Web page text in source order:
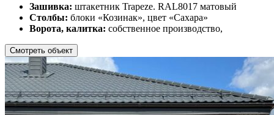
Зашивка: штакетник Trapeze. RAL8017 матовый
Столбы: блоки «Козинак», цвет «Сахара»
Ворота, калитка: собственное производство,
Смотреть объект